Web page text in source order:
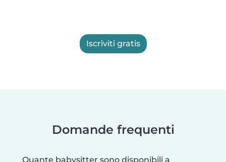
Iscriviti gratis
Domande frequenti
Quante babysitter sono disponibili a